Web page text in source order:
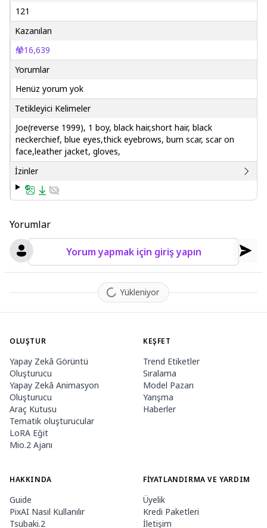
121
Kazanılan
16,639
Yorumlar
Henüz yorum yok
Tetikleyici Kelimeler
Joe(reverse 1999), 1 boy, black hair,short hair, black
neckerchief, blue eyes,thick eyebrows, burn scar, scar on
face,leather jacket, gloves,
İzinler
Yorumlar
Yorum yapmak için giriş yapın
Yükleniyor
OLUŞTUR
Yapay Zekâ Görüntü
Oluşturucu
Yapay Zekâ Animasyon
Oluşturucu
Araç Kutusu
Tematik oluşturucular
LoRA Eğit
Mio.2 Ajanı
KEŞFET
Trend Etiketler
Sıralama
Model Pazarı
Yarışma
Haberler
HAKKINDA
Guide
PixAI Nasıl Kullanılır
Tsubaki.2
FIYATLANDIRMA VE YARDIM
Üyelik
Kredi Paketleri
İletişim